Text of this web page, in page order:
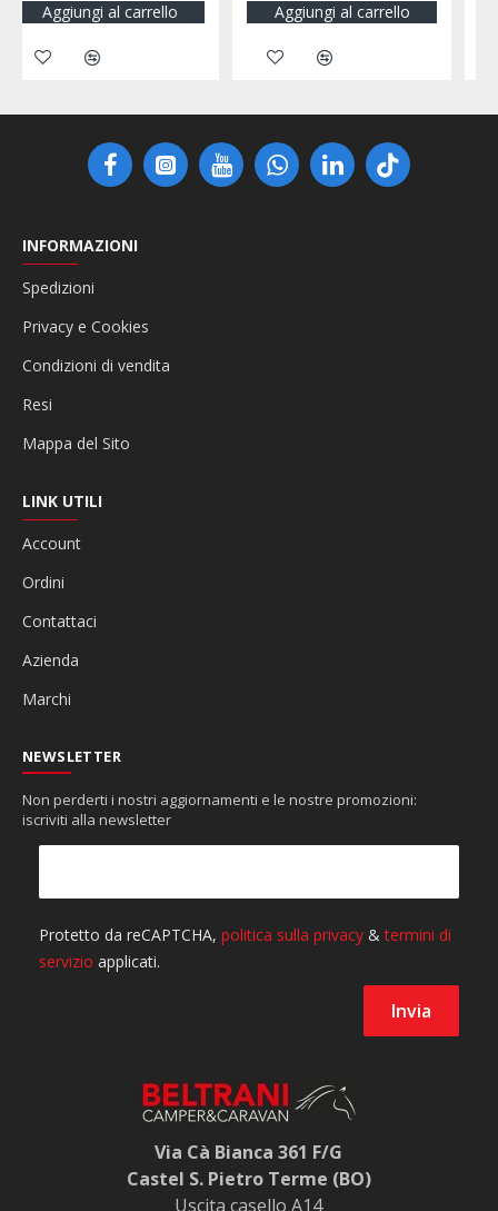
Aggiungi al carrello Aggiungi al carrello
INFORMAZIONI
Spedizioni
Privacy e Cookies
Condizioni di vendita
Resi
Mappa del Sito
LINK UTILI
Account
Ordini
Contattaci
Azienda
Marchi
NEWSLETTER
Non perderti i nostri aggiornamenti e le nostre promozioni:
iscriviti alla newsletter
Via Cà Bianca 361 F/G
Castel S. Pietro Terme (BO)
Uscita casello A14